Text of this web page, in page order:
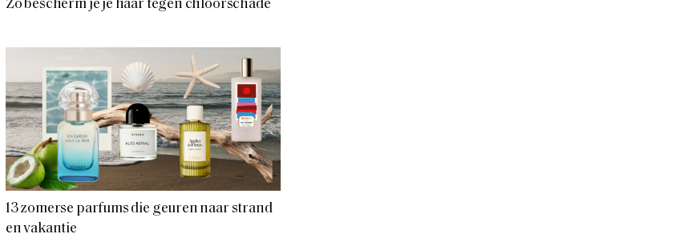
Zo bescherm je je haar tegen chloorschade
13 zomerse parfums die geuren naar strand
en vakantie